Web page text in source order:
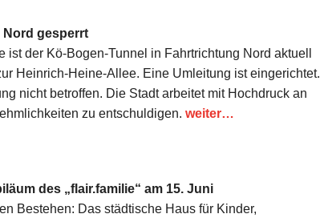
Nord gesperrt
der Kö-Bogen-Tunnel in Fahrtrichtung Nord aktuell
Heinrich-Heine-Allee. Eine Umleitung ist eingerichtet.
nicht betroffen. Die Stadt arbeitet mit Hochdruck an
zu entschuldigen. weiter…
des „flair.familie“ am 15. Juni
Bestehen: Das städtische Haus für Kinder,